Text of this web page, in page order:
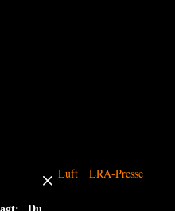
Die Luft LRA-Presse